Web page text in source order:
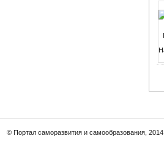
© Портал саморазвития и самообразования, 2014